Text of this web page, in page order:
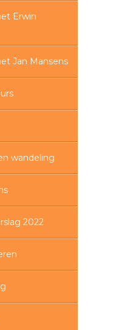
Erwin
Jan Mansens
wandeling
2022